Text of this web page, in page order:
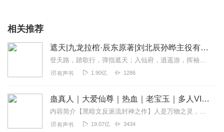
起点_八爪_梓晨
成熟浑厚，极富磁性；而小桃红萝莉御姐皆可驾轻就熟。两
道；遮天一出，谁与争锋。遮天应该算是修仙的巅峰之作
了，作者奇思妙想，给我们描述不一样的新奇世界，加上灰
谐幽默的剧情对白，令人深陷其中畅快无比。 《遮天》是一
相关推荐
遮天|九龙拉棺·辰东原著|刘北辰孙晔主役有声剧|第2季更新中
登天路，踏歌行，弹指遮天；入仙府，逍遥游，挥袖收仙
有声书 1.90亿 1286
蛊真人｜大爱仙尊｜热血｜老宝玉｜多人VIP免费有声剧
内容简介【黑暗文反派流封神之作】人是万物之灵，蛊是天地真精。一个穿越者不断重生的故事。一个养蛊、炼蛊、用蛊的奇特世界。配音组（男角色）老宝玉旁白...
有声书 19.07亿 3434